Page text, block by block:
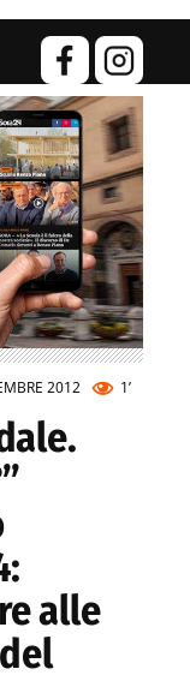
2012 1’
alle